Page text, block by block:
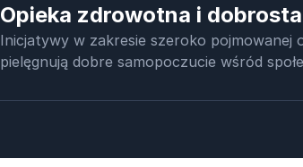
Opieka zdrowotna i
Inicjatywy w zakresie szeroko pojmowanej
pielęgnują dobre samopoczucie wśród